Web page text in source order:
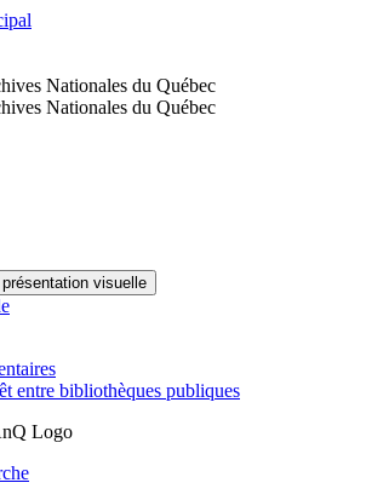
visuelle
entre bibliothèques publiques